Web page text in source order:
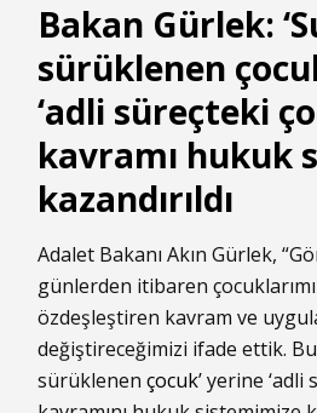
Bakan Gürlek:
sürüklenen
‘adli süreçteki
kavramı hukuk
kazandırıldı
Adalet Bakanı Akın Gürlek,
günlerden itibaren
özdeşleştiren kavram ve
değiştireceğimizi ifade ettik. Bu
sürüklenen çocuk’ yerine ‘adli